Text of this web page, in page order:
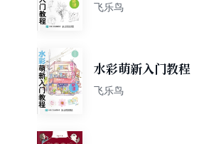
飞乐鸟
水彩萌新入门教程
飞乐鸟